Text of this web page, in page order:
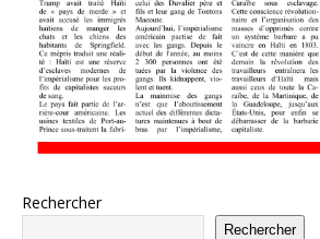
Rechercher
Rechercher